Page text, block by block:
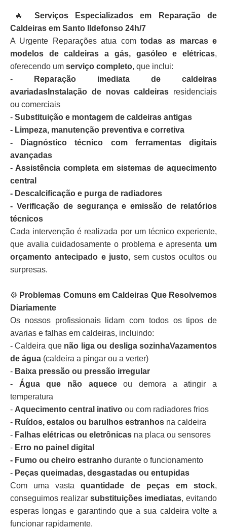
🔥
Serviços Especializados em Reparação de
Caldeiras em Santo Ildefonso 24h/7
A Urgente Reparações atua com todas as marcas e
modelos de caldeiras a gás, gasóleo e elétricas,
oferecendo um serviço completo, que inclui:
-
Reparação imediata de caldeiras
avariadasInstalação de novas caldeiras residenciais
ou comerciais
- Substituição e montagem de caldeiras antigas
- Limpeza, manutenção preventiva e corretiva
- Diagnóstico técnico com ferramentas digitais
avançadas
- Assistência completa em sistemas de aquecimento
central
- Descalcificação e purga de radiadores
- Verificação de segurança e emissão de relatórios
técnicos
Cada intervenção é realizada por um técnico experiente,
que avalia cuidadosamente o problema e apresenta um
orçamento antecipado e justo, sem custos ocultos ou
surpresas.
⚙️ Problemas Comuns em Caldeiras Que Resolvemos
Diariamente
Os nossos profissionais lidam com todos os tipos de
avarias e falhas em caldeiras, incluindo:
- Caldeira que não liga ou desliga sozinhaVazamentos
de água (caldeira a pingar ou a verter)
- Baixa pressão ou pressão irregular
- Água que não aqueceou demora a atingir a
temperatura
- Aquecimento central inativo ou com radiadores frios
- Ruídos, estalos ou barulhos estranhos na caldeira
- Falhas elétricas ou eletrônicas na placa ou sensores
- Erro no painel digital
- Fumo ou cheiro estranho durante o funcionamento
- Peças queimadas, desgastadas ou entupidas
Com uma vastaquantidade de peças em stock,
conseguimos realizar substituições imediatas, evitando
esperas longas e garantindo que a sua caldeira volte a
funcionar rapidamente.